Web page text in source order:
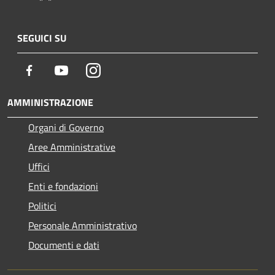
SEGUICI SU
Facebook YoutubeInstagram
AMMINISTRAZIONE
Organi di Governo
Aree Amministrative
Uffici
Enti e fondazioni
Politici
Personale Amministrativo
Documenti e dati